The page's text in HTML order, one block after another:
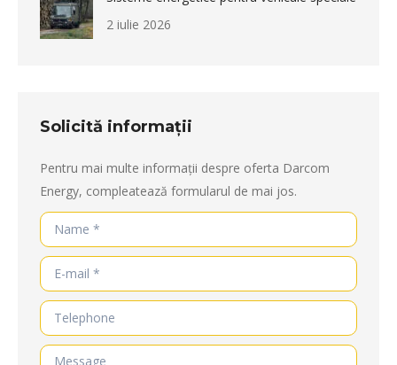
2 iulie 2026
Solicită informații
Pentru mai multe informații despre oferta Darcom
Energy, compleatează formularul de mai jos.
Name *
E-mail *
Telephone
Message